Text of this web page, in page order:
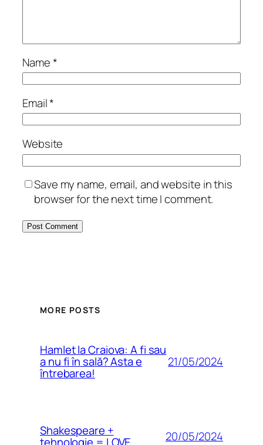
Name*
Email*
Website
Save my name, email, and website in this
browser for the next time I comment.
MORE POSTS
Hamlet la Craiova: A fi sau
a nu fi în sală? Asta e
întrebarea!
21/05/2024
Shakespeare + 20/05/2024